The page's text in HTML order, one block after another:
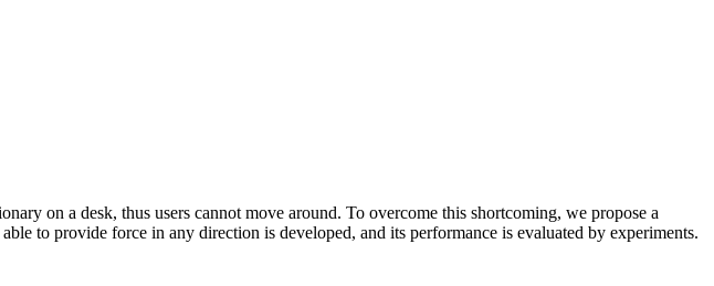
on a desk, thus users cannot move around. To overcome this shortcoming, we propose a
to provide force in any direction is developed, and its performance is evaluated by experiments.